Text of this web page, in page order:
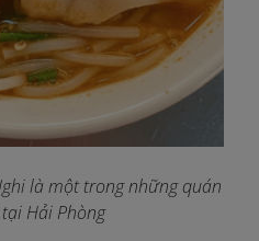
là một trong những quán
Hải Phòng